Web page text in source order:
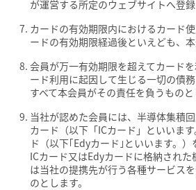
が運営する所定のウェブサイトへ登録
カードの有効期限内におけるカード
ードの有効期限経過後といえども、本
会員が万一有効期限を超えてカード
ード利用に起因して生じる一切の債務
すべて本会員がその責任を負うものと
当社が認めた会員には、半導体集積
カード（以下「ICカード」といいま
ド（以下｢Edyカード｣といいます。）
ICカード又はEdyカードに格納され
は当社の提携先が行う各種サービス
のとします。